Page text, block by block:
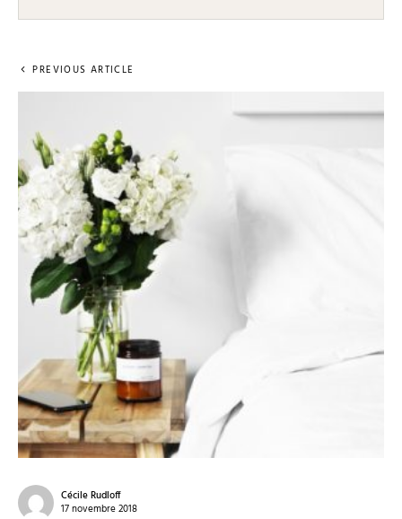
PREVIOUS ARTICLE
Cécile Rudloff
17 novembre 2018